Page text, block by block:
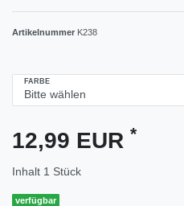
Artikelnummer K238
FARBE
12,99 EUR *
Inhalt 1 Stück
verfügbar